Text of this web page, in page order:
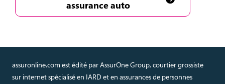
assurance auto
assuronline.com est édité par AssurOne Group, courtier grossiste
sur internet spécialisé en IARD et en assurances de personnes